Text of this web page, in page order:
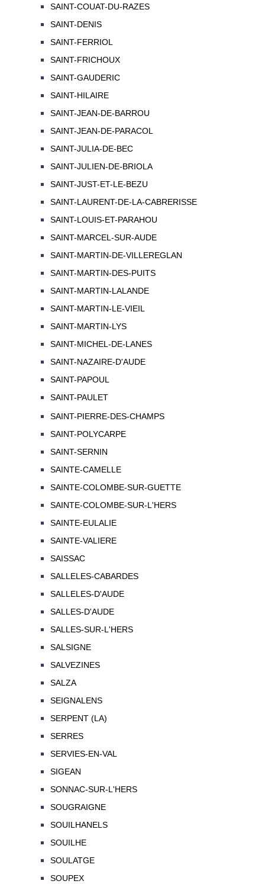
SAINT-COUAT-DU-RAZES
SAINT-DENIS
SAINT-FERRIOL
SAINT-FRICHOUX
SAINT-GAUDERIC
SAINT-HILAIRE
SAINT-JEAN-DE-BARROU
SAINT-JEAN-DE-PARACOL
SAINT-JULIA-DE-BEC
SAINT-JULIEN-DE-BRIOLA
SAINT-JUST-ET-LE-BEZU
SAINT-LAURENT-DE-LA-CABRERISSE
SAINT-LOUIS-ET-PARAHOU
SAINT-MARCEL-SUR-AUDE
SAINT-MARTIN-DE-VILLEREGLAN
SAINT-MARTIN-DES-PUITS
SAINT-MARTIN-LALANDE
SAINT-MARTIN-LE-VIEIL
SAINT-MARTIN-LYS
SAINT-MICHEL-DE-LANES
SAINT-NAZAIRE-D'AUDE
SAINT-PAPOUL
SAINT-PAULET
SAINT-PIERRE-DES-CHAMPS
SAINT-POLYCARPE
SAINT-SERNIN
SAINTE-CAMELLE
SAINTE-COLOMBE-SUR-GUETTE
SAINTE-COLOMBE-SUR-L'HERS
SAINTE-EULALIE
SAINTE-VALIERE
SAISSAC
SALLELES-CABARDES
SALLELES-D'AUDE
SALLES-D'AUDE
SALLES-SUR-L'HERS
SALSIGNE
SALVEZINES
SALZA
SEIGNALENS
SERPENT (LA)
SERRES
SERVIES-EN-VAL
SIGEAN
SONNAC-SUR-L'HERS
SOUGRAIGNE
SOUILHANELS
SOUILHE
SOULATGE
SOUPEX